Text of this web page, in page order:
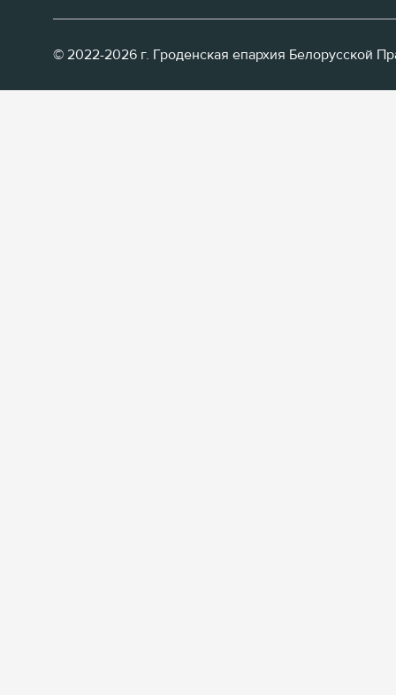
© 2022-2026 г. Гроденская епархия Белорусской